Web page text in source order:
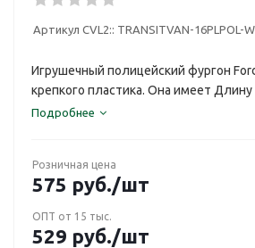
Артикул CVL2:: TRANSITVAN-16PLPOL-
Игрушечный полицейский фургон
крепкого пластика. Она имеет Длину
Подробнее
Розничная цена
575 руб./шт
ОПТ от 15 тыс.
529 руб./шт